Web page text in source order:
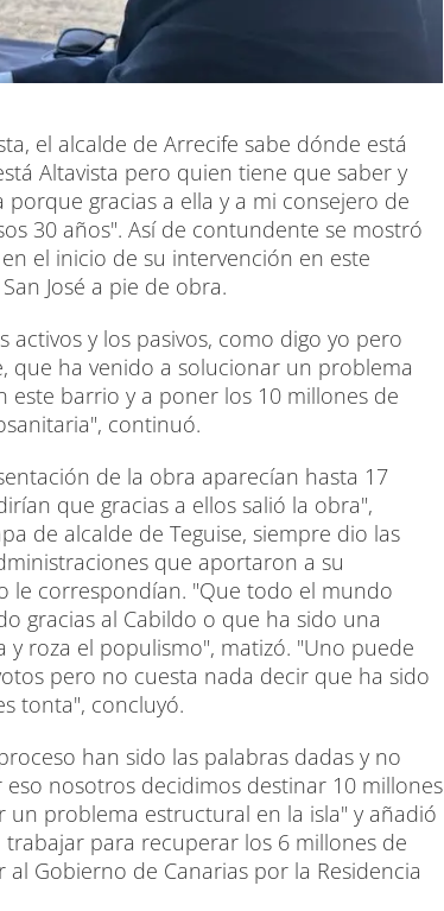
el alcalde de Arrecife sabe dónde está
Altavista pero quien tiene que saber y
gracias a ella y a mi consejero de
30 años". Así de contundente se mostró
el inicio de su intervención en este
José a pie de obra.
y los pasivos, como digo yo pero
que ha venido a solucionar un problema
barrio y a poner los 10 millones de
continuó.
de la obra aparecían hasta 17
que gracias a ellos salió la obra",
de alcalde de Teguise, siempre dio las
que aportaron a su
le correspondían. "Que todo el mundo
gracias al Cabildo o que ha sido una
y roza el populismo", matizó. "Uno puede
pero no cuesta nada decir que ha sido
tonta", concluyó.
han sido las palabras dadas y no
nosotros decidimos destinar 10 millones
problema estructural en la isla" y añadió
para recuperar los 6 millones de
Gobierno de Canarias por la Residencia